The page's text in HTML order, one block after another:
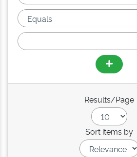
Results/Page
Sort items by